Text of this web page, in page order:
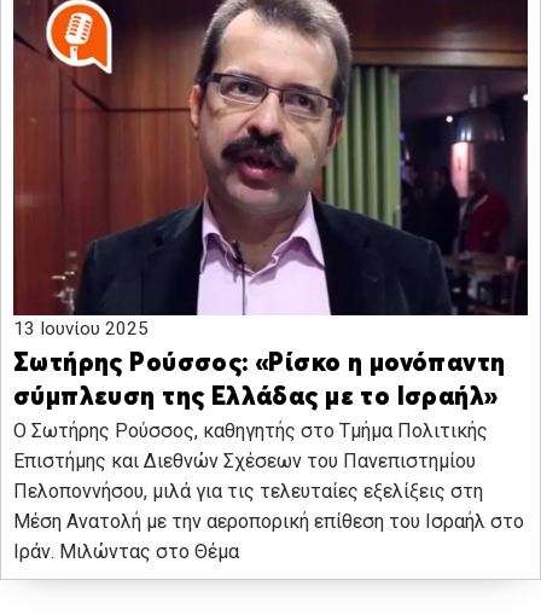
13 Ιουνίου 2025
Σωτήρης Ρούσσος: «Ρίσκο η μονόπαντη
σύμπλευση της Ελλάδας με το Ισραήλ»
Ο Σωτήρης Ρούσσος, καθηγητής στο Τμήμα Πολιτικής
Επιστήμης και Διεθνών Σχέσεων του Πανεπιστημίου
Πελοποννήσου, μιλά για τις τελευταίες εξελίξεις στη
Μέση Ανατολή με την αεροπορική επίθεση του Ισραήλ στο
Ιράν. Μιλώντας στο Θέμα